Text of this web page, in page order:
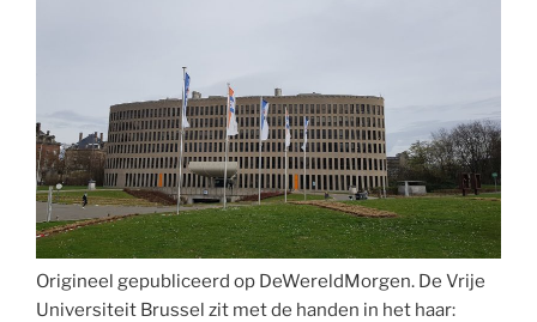
Origineel gepubliceerd op DeWereldMorgen. De Vrije
Universiteit Brussel zit met de handen in het haar: